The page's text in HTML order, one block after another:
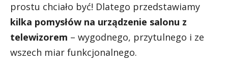
prostu chciało być! Dlatego przedstawiamy
kilka pomysłów na urządzenie salonu z
telewizorem – wygodnego, przytulnego i ze
wszech miar funkcjonalnego.